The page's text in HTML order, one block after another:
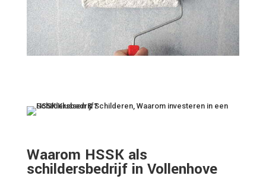
Waarom HSSK als
schildersbedrijf in Vollenhove